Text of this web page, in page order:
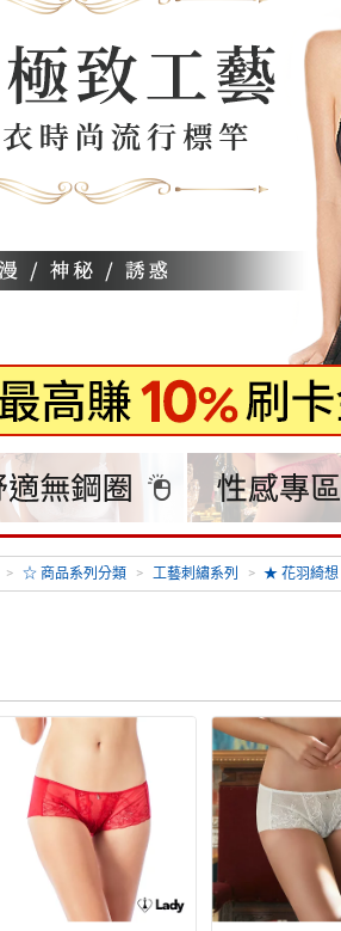
> ☆ 商品系列分類 > 工藝刺繡系列 > ★ 花羽綺想